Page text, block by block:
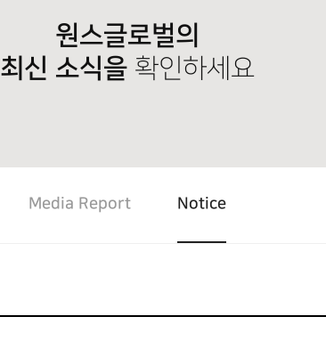
원스글로벌의
최신 소식을 확인하세요
Media Report Notice